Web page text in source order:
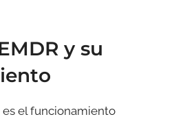
y su
es el funcionamiento